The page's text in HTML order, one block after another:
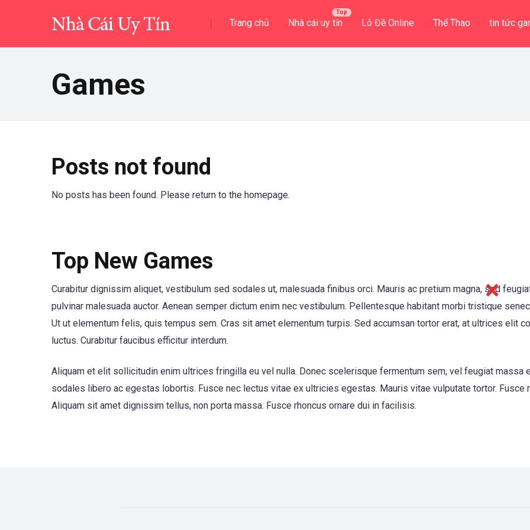
Trang chủ Nhà cái uy tín Lô Đề Online Thể Thao tin tức
Games
Posts not found
No posts has been found. Please return to the homepage.
Top New Games
Curabitur dignissim aliquet, vestibulum sed sodales ut, malesuada finibus orci. Mauris ac pretium magna, sed
pulvinar malesuada auctor. Aenean semper dictum enim nec vestibulum. Pellentesque habitant morbi tristique
Ut ut elementum felis, quis tempus sem. Cras sit amet elementum turpis. Sed accumsan tortor erat, at ultrices elit
luctus. Curabitur faucibus efficitur interdum.
Aliquam et elit sollicitudin enim ultrices fringilla eu vel nulla. Donec scelerisque fermentum sem, vel feugiat
sodales libero ac egestas lobortis. Fusce nec lectus vitae ex ultricies egestas. Mauris vitae vulputate tortor. Fusce
Aliquam sit amet dignissim tellus, non porta massa. Fusce rhoncus ornare dui in facilisis.